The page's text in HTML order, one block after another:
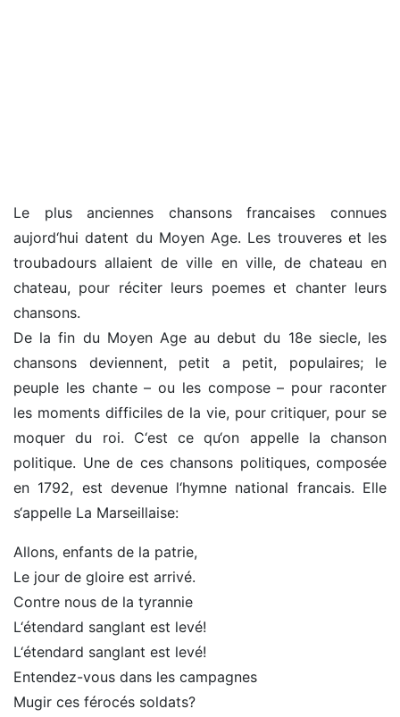
Le plus anciennes chansons francaises connues
aujord‘hui datent du Moyen Age. Les trouveres et les
troubadours allaient de ville en ville, de chateau en
chateau, pour réciter leurs poemes et chanter leurs
chansons.
De la fin du Moyen Age au debut du 18e siecle, les
chansons deviennent, petit a petit, populaires; le
peuple les chante – ou les compose – pour raconter
les moments difficiles de la vie, pour critiquer, pour se
moquer du roi. C‘est ce qu‘on appelle la chanson
politique. Une de ces chansons politiques, composée
en 1792, est devenue l‘hymne national francais. Elle
s‘appelle La Marseillaise:
Allons, enfants de la patrie,
Le jour de gloire est arrivé.
Contre nous de la tyrannie
L‘étendard sanglant est levé!
L‘étendard sanglant est levé!
Entendez-vous dans les campagnes
Mugir ces férocés soldats?